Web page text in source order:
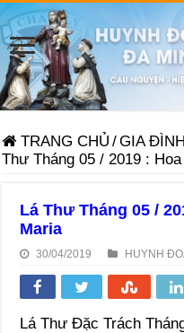
TRANG CHỦ /GIA
Thư Tháng 05 / 2019 :
Lá Thư Tháng 05 /
Maria
30/04/2019 HUYNH
Lá Thư Đặc Trách